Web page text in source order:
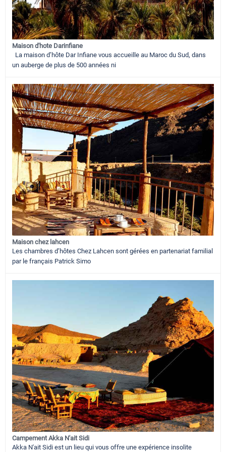
Maison d'hote Darinfiane
La maison d’hôte Dar Infiane vous accueille au Maroc du Sud, dans
un auberge de plus de 500 années ni
Maison chez lahcen
Les chambres d’hôtes Chez Lahcen sont gérées en partenariat familial
par le français Patrick Simo
Campement Akka N'ait Sidi
Akka N'ait Sidi est un lieu qui vous offre une expérience insolite